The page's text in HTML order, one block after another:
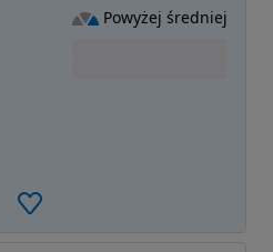
Powyżej średniej